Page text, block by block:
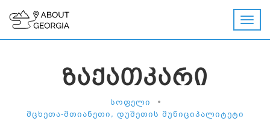
ᲖᲐᲥᲐᲗᲙᲐᲠᲘ
ᲡᲝᲤᲔᲚᲘ •
ᲛᲪᲮᲔᲗᲐ-ᲛᲗᲘᲐᲜᲔᲗᲘ, ᲓᲣᲨᲔᲗᲘᲡ ᲛᲣᲜᲘᲪᲘᲞᲐᲚᲘᲢᲔᲢᲘ